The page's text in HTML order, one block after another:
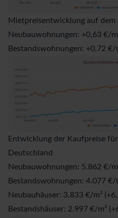
Mietpreisentwicklung auf
Neubauwohnungen: +0,63 €/
Bestandswohnungen: +0,72 €/
Entwicklung der Kaufpreise
Deutschland
Neubauwohnungen: 5.862 €/
Bestandswohnungen: 4.077 €/
Neubauhäuser: 3.833 €/m²
Bestandshäuser: 2.997 €/m²